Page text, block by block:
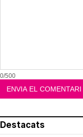
0/500
Destacats